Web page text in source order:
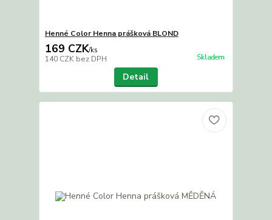
Henné Color Henna prášková BLOND
169 CZK/ks
140 CZK bez DPH Skladem
Detail